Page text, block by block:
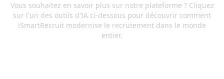
Vous souhaitez en savoir plus sur notre plateforme ? Cliquez
sur l'un des outils d'IA ci-dessous pour découvrir comment
iSmartRecruit modernise le recrutement dans le monde
entier.